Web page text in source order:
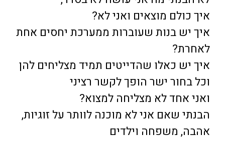
איך כולם מוצאים ואני לא?
איך יש בנות שעוברות ממערכת יחסים אחת
לאחרת?
איך יש כאלו שהדייטים תמיד מצליחים להן
וכל בחור ישר הופך לקשר רציני
ואני אחד לא מצליחה למצוא?
הבנתי שאם אני לא מוכנה לוותר על זוגיות,
אהבה, משפחה וילדים